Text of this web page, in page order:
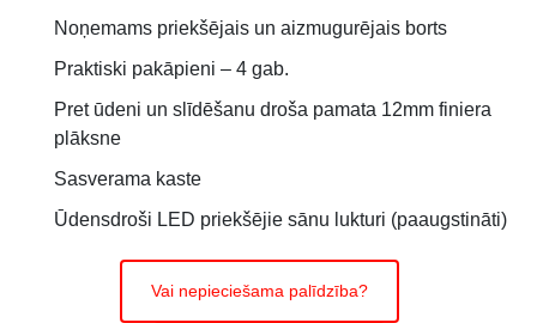
Noņemams priekšējais un aizmugurējais borts
Praktiski pakāpieni – 4 gab.
Pret ūdeni un slīdēšanu droša pamata 12mm finiera
plāksne
Sasverama kaste
Ūdensdroši LED priekšējie sānu lukturi (paaugstināti)
Vai nepieciešama palīdzība?